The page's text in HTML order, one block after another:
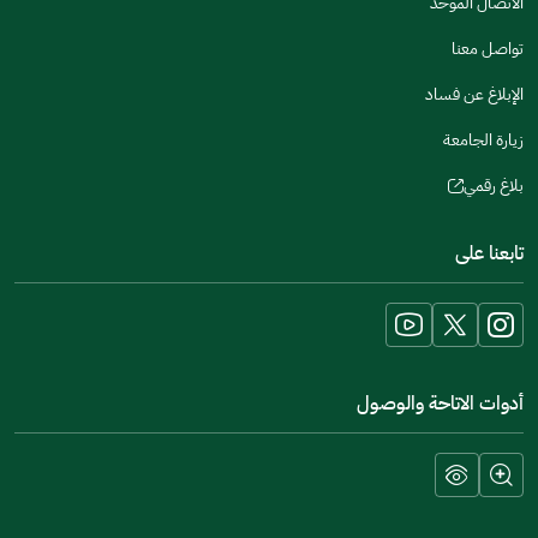
window)
تواصل معنا
الإبلاغ عن فساد
زيارة الجامعة
بلاغ رقمي
(opens
new
window)
تابعنا على
أدوات الاتاحة والوصول